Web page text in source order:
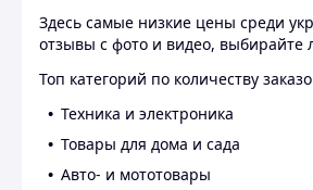
Здесь самые низкие цены среди
отзывы с фото и видео, выбирайте
Топ категорий по количеству
Техника и электроника
Товары для дома и сада
Авто- и мототовары